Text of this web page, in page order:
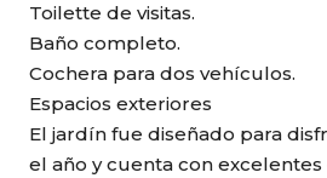
Toilette de visitas.
Baño completo.
Cochera para dos vehículos.
Espacios exteriores
El jardín fue diseñado para
el año y cuenta con excelentes